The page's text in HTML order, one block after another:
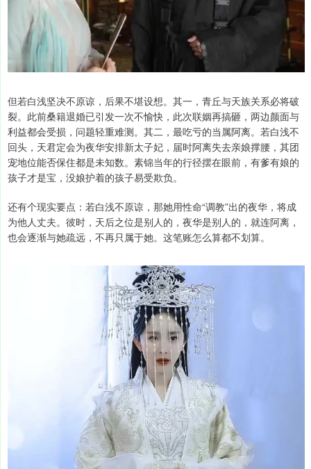
但若白浅坚决不原谅，后果不堪设想。其一，青丘与天族关系必将破
裂。此前桑籍退婚已引发一次不愉快，此次联姻再搞砸，两边颜面与
利益都会受损，问题轻重难测。其二，最吃亏的当属阿离。若白浅不
回头，天君定会为夜华安排新太子妃，届时阿离失去亲娘撑腰，其团
宠地位能否保住都是未知数。素锦当年的行径摆在眼前，有爹有娘的
孩子才是宝，没娘护着的孩子易受欺负。
还有个现实要点：若白浅不原谅，那她用性命“调教”出的夜华，将成
为他人丈夫。彼时，天后之位是别人的，夜华是别人的，就连阿离，
也会逐渐与她疏远，不再只属于她。这笔账怎么算都不划算。